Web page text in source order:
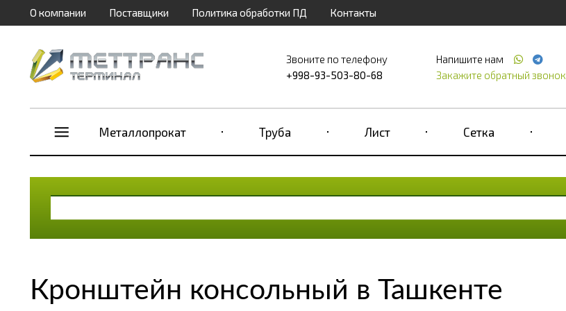
О компании Поставщики Политика обработки ПД Контакты
Звоните по телефону
+998-93-503-80-68
Напишите нам
Закажите обратный звонок
Металлопрокат Труба Лист Сетка
Кронштейн консольный в Ташкенте